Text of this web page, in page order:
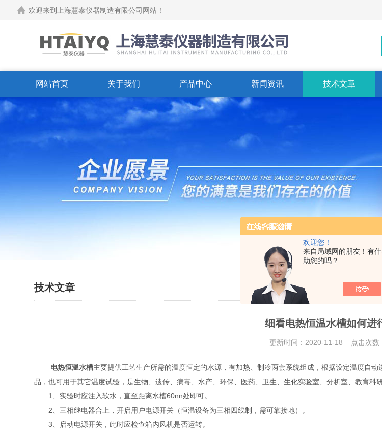
欢迎您！
来自局域网的朋友！有
助您的吗？
欢迎来到上海慧泰仪器制造有限公司网站！
网站首页 关于我们 产品中心 新闻资讯 技术文章
技术文章
细看电热恒温水槽如何进
更新时间：2020-11-18 点击次数
电热恒温水槽主要提供工艺生产所需的温度恒定的水源，有加热、制冷两套系统组成，根据设定温度自
品，也可用于其它温度试验，是生物、遗传、病毒、水产、环保、医药、卫生、生化实验室、分析室、教育科研
1、实验时应注入软水，直至距离水槽60nn处即可。
2、三相继电器合上，开启用户电源开关（恒温设备为三相四线制，需可靠接地）。
3、启动电源开关，此时应检查箱内风机是否运转。